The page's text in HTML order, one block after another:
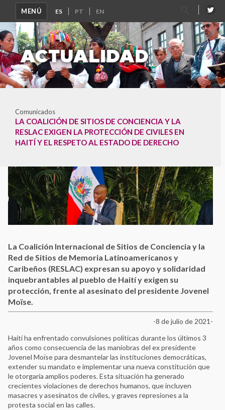
MENÚ
Buscar
por:
ACTUALIDAD
Comunicados
LA COALICIÓN DE SITIOS DE CONCIENCIA Y LA
RESLAC EXIGEN LA PROTECCIÓN DE CIVILES EN
HAITÍ Y EL RESPETO AL ESTADO DE DERECHO
La Coalición Internacional de Sitios de Conciencia y la
Red de Sitios de Memoria Latinoamericanos y
Caribeños (RESLAC) expresan su apoyo y solidaridad
inquebrantables al pueblo de Haití y exigen su
protección, frente al asesinato del presidente Jovenel
Moïse.
-8 de julio de 2021-
Haití ha enfrentado convulsiones políticas durante los últimos 3
años como consecuencia de las maniobras del ex presidente
Jovenel Moïse para desmantelar las instituciones democráticas,
extender su mandato e implementar una nueva constitución que
le otorgaría amplios poderes. Esta situación ha generado
crecientes violaciones de derechos humanos, que incluyen
masacres y asesinatos de civiles, y graves represiones a la
protesta social en las calles.